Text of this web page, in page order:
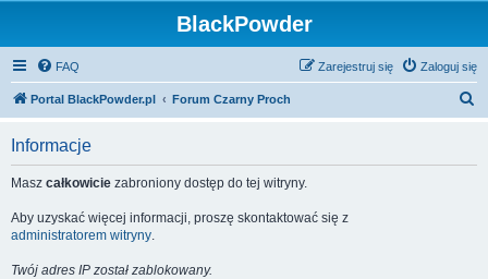
BlackPowder
FAQ Zaloguj się
Zarejestruj się
Portal BlackPowder.pl Forum Czarny Proch
Informacje
Masz całkowicie zabroniony dostęp do tej witryny.
Aby uzyskać więcej informacji, proszę skontaktować się z
administratorem witryny.
Twój adres IP został zablokowany.